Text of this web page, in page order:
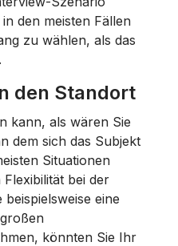
den meisten Fällen
zu wählen, als das
den Standort
kann, als wären Sie
dem sich das Subjekt
Situationen
bei der
eine
könnten Sie Ihr